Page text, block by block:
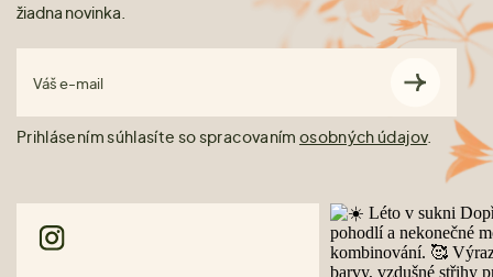
žiadna novinka.
Váš e-mail
Prihlásením súhlasíte so spracovaním osobných údajov.